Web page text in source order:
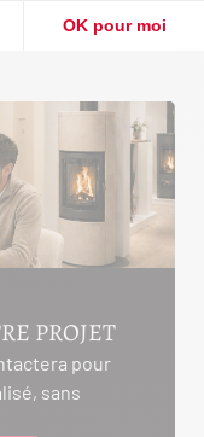
PROJET
pour
sans